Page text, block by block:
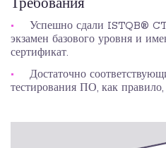
Требования
Успешно сдали ISTQB®
экзамен базового уровня и
сертификат.
Достаточно
тестирования ПО, как